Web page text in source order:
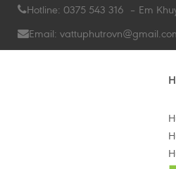
Hotline: 0375 543 316 – Em
Email: